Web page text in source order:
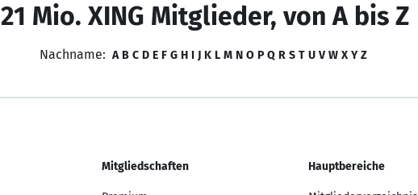
21 Mio. XING Mitglieder, von A bis Z
Nachname: A B C D E F G H I J K L M N O P Q R S T U V W X Y Z
Mitgliedschaften Hauptbereiche